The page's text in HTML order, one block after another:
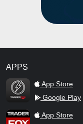
APPS
TraderFox Flash
App Store
Google Play
TraderFox AppApp Store